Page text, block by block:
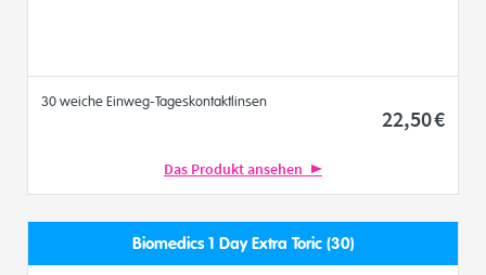
30 weiche Einweg-Tageskontaktlinsen
22,50€
Das Produkt ansehen
Biomedics 1 Day Extra Toric (30)